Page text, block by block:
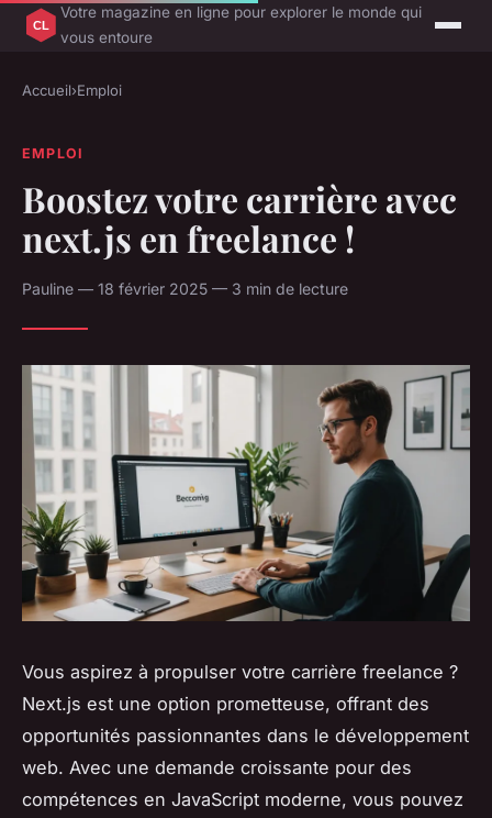
Votre magazine en ligne pour explorer le monde qui
vous entoure
Accueil›Emploi
EMPLOI
Boostez votre carrière avec
next.js en freelance !
Pauline — 18 février 2025 — 3 min de lecture
Vous aspirez à propulser votre carrière freelance ?
Next.js est une option prometteuse, offrant des
opportunités passionnantes dans le développement
web. Avec une demande croissante pour des
compétences en JavaScript moderne, vous pouvez